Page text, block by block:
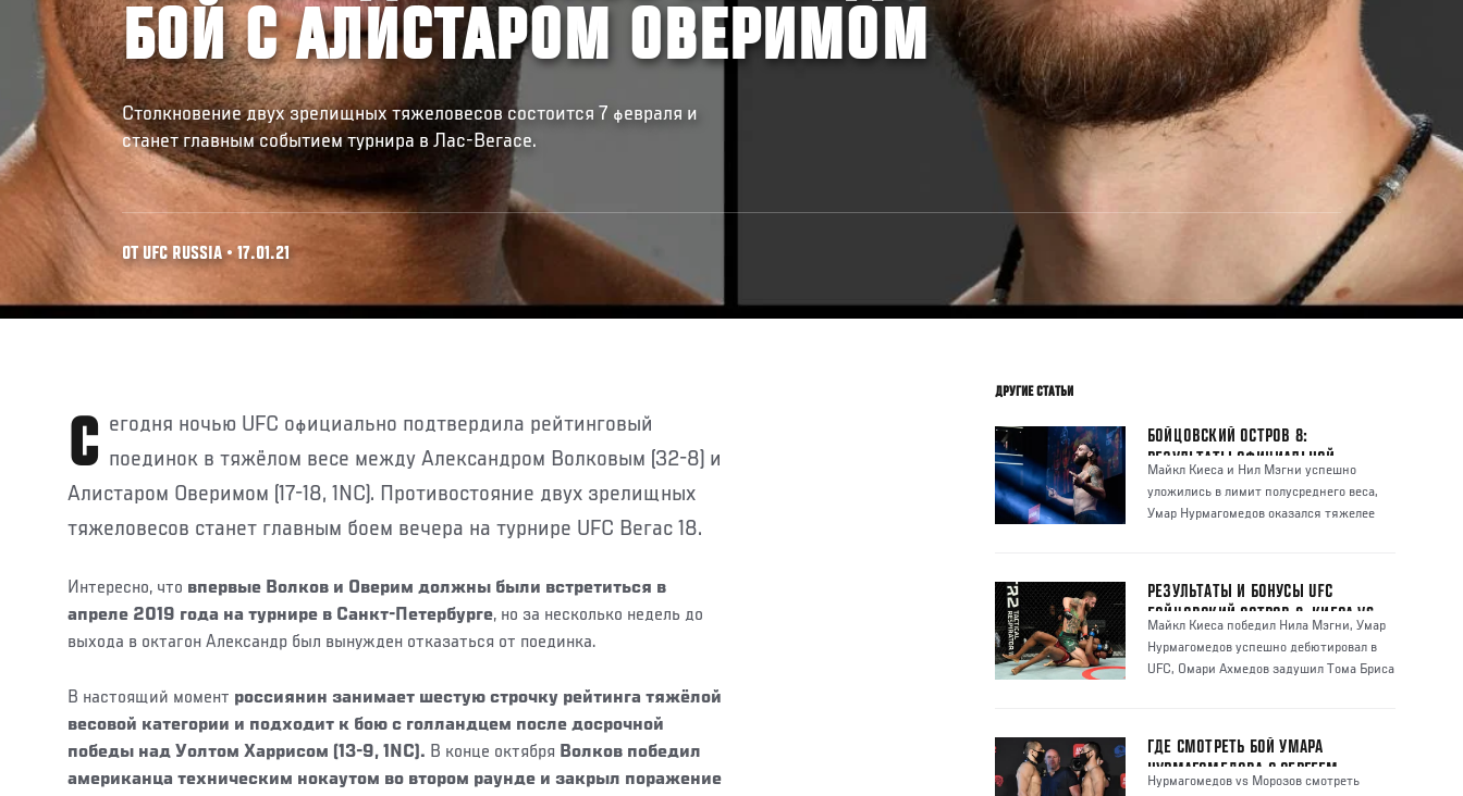
БОЙ С АЛИСТАРОМ ОВЕРИМОМ
Столкновение двух зрелищных тяжеловесов состоится 7 февраля и
станет главным событием турнира в Лас-Вегасе.
ОТ UFC RUSSIA • 17.01.21
Сегодня ночью UFC официально подтвердила рейтинговый поединок в тяжёлом весе между Александром Волковым (32-8) и
Алистаром Оверимом (17-18, 1NC). Противостояние двух зрелищных
тяжеловесов станет главным боем вечера на турнире UFC Вегас 18.
Интересно, что впервые Волков и Оверим должны были встретиться в
апреле 2019 года на турнире в Санкт-Петербурге, но за несколько недель до
выхода в октагон Александр был вынужден отказаться от поединка.
В настоящий момент россиянин занимает шестую строчку рейтинга тяжёлой
весовой категории и подходит к бою с голландцем после досрочной
победы над Уолтом Харрисом (13-9, 1NC). В конце октября Волков победил
американца техническим нокаутом во втором раунде и закрыл поражение
ДРУГИЕ СТАТЬИ
БОЙЦОВСКИЙ ОСТРОВ 8:
РЕЗУЛЬТАТЫ ОФИЦИАЛЬНОЙ
ЦЕРЕМОНИИ ВЗВЕШИВАНИЯ
Майкл Киеса и Нил Мэгни успешно
уложились в лимит полусреднего веса,
Умар Нурмагомедов оказался тяжелее
РЕЗУЛЬТАТЫ И БОНУСЫ UFC
БОЙЦОВСКИЙ ОСТРОВ 8: КИЕСА VS
МЭГНИ
Майкл Киеса победил Нила Мэгни, Умар
Нурмагомедов успешно дебютировал в
UFC, Омари Ахмедов задушил Тома Бриса
ГДЕ СМОТРЕТЬ БОЙ УМАРА
НУРМАГОМЕДОВА С СЕРГЕЕМ
Нурмагомедов vs Морозов смотреть